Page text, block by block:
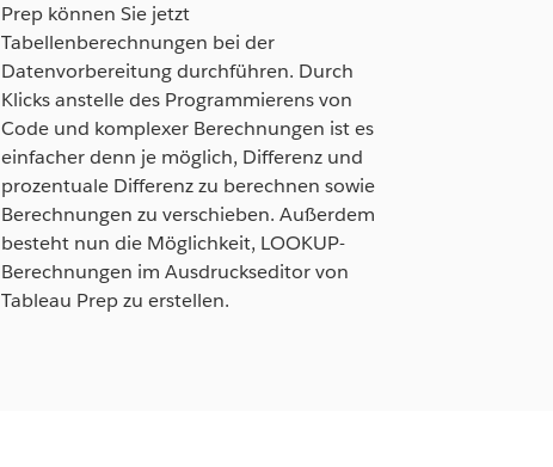
Prep können Sie jetzt
Tabellenberechnungen bei der
Datenvorbereitung durchführen. Durch
Klicks anstelle des Programmierens von
Code und komplexer Berechnungen ist es
einfacher denn je möglich, Differenz und
prozentuale Differenz zu berechnen sowie
Berechnungen zu verschieben. Außerdem
besteht nun die Möglichkeit, LOOKUP-
Berechnungen im Ausdruckseditor von
Tableau Prep zu erstellen.